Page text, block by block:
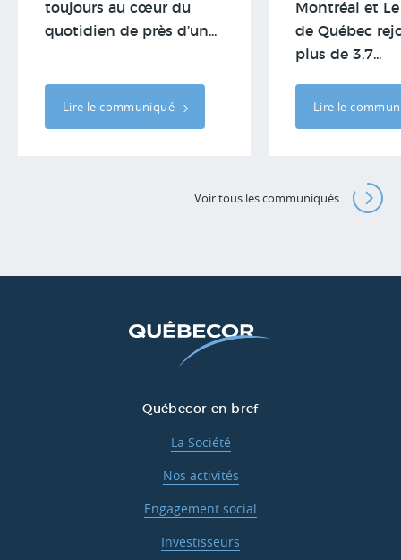
toujours au cœur du
quotidien de près d’un...
Lire le communiqué
Montréal et
de Québec
plus de 3,7...
Lire le
Voir tous les communiqués
Québecor en bref
La Société
Nos activités
Engagement social
Investisseurs